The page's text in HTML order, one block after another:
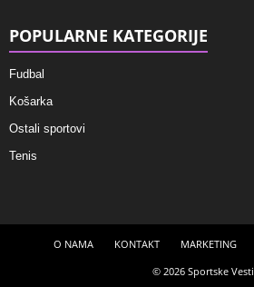
POPULARNE KATEGORIJE
Fudbal
Košarka
Ostali sportovi
Tenis
O NAMA KONTAKT MARKETING
© 2026 Sportske Vesti